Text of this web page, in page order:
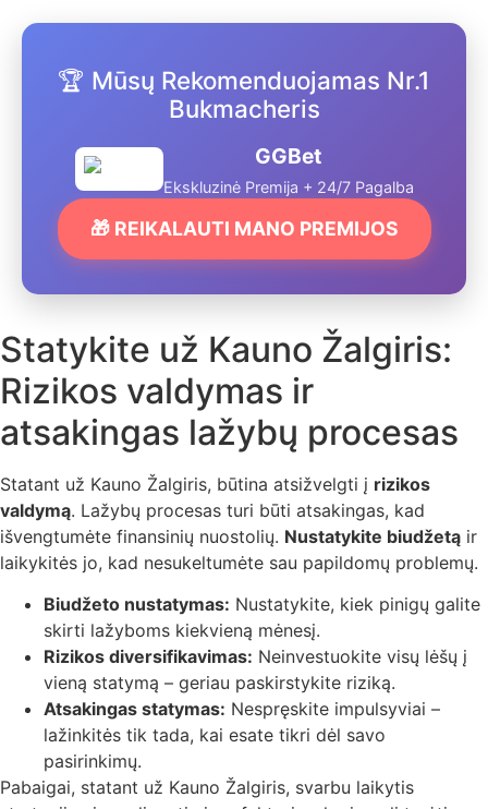
🏆 Mūsų Rekomenduojamas Nr.1
Bukmacheris
GGBet
Ekskluzinė Premija + 24/7 Pagalba
🎁 REIKALAUTI MANO PREMIJOS
Statykite už Kauno Žalgiris:
Rizikos valdymas ir
atsakingas lažybų procesas
Statant už Kauno Žalgiris, būtina atsižvelgti į rizikos
valdymą. Lažybų procesas turi būti atsakingas, kad
išvengtumėte finansinių nuostolių. Nustatykite biudžetą ir
laikykitės jo, kad nesukeltumėte sau papildomų problemų.
Biudžeto nustatymas: Nustatykite, kiek pinigų galite
skirti lažyboms kiekvieną mėnesį.
Rizikos diversifikavimas: Neinvestuokite visų lėšų į
vieną statymą – geriau paskirstykite riziką.
Atsakingas statymas: Nespręskite impulsyviai –
lažinkitės tik tada, kai esate tikri dėl savo
pasirinkimų.
Pabaigai, statant už Kauno Žalgiris, svarbu laikytis